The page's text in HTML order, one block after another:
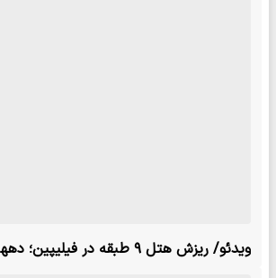
ویدئو/ ریزش هتل ۹ طبقه در